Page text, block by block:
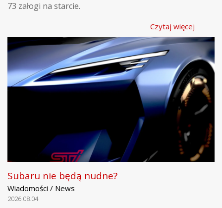
73 załogi na starcie.
Czytaj więcej
Subaru nie będą nudne?
Wiadomości / News
2026.08.04